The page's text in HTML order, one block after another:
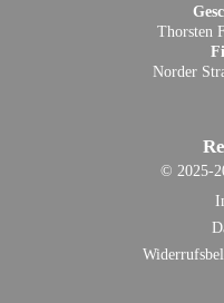
Thorsten
Norder
© 2025-